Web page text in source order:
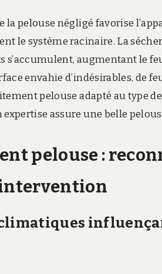
la pelouse négligé favorise
le système racinaire. La
s’accumulent, augmentant le
envahie d’indésirables, de
pelouse adapté au type
assure une belle
pelouse :